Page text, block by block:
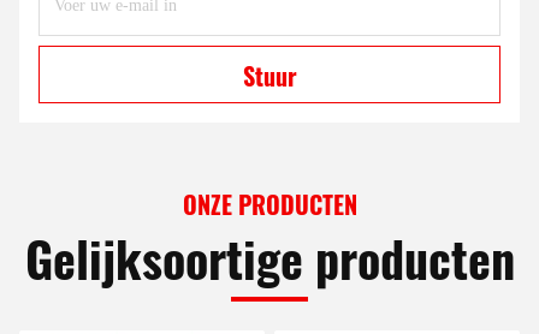
Stuur
ONZE PRODUCTEN
Gelijksoortige producten